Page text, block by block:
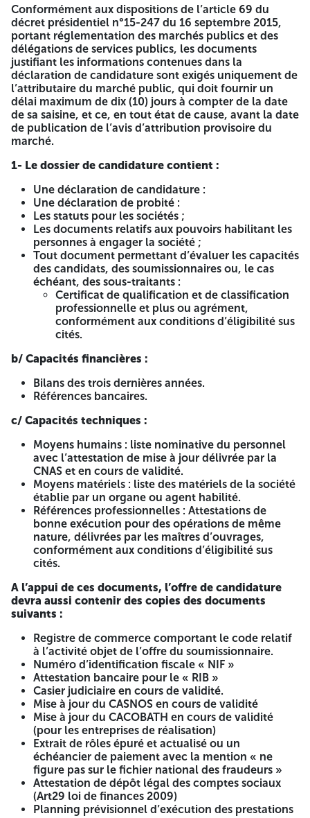
avec exigences de capacités minimales en vue de la
réhabilitation et réfection des structures de l’Université de
Tlemcen. Les lots objet de l’appel d’offres sont :
Lot n°01 : Quincaillerie.
Lot n°02 : Appareillage électrique.
Lot n°03 : Peinture.
Lot n°04 : réhabilitations et réfection de l’étanchéité et
des faux plafonds.
Lot n°05 : réhabilitations fac science université 4.0.
Lot n°06 : réhabilitation et maintenance des ascenseurs.
Lot n°07 : réhabilitation des locaux pédagogique (Hall
technologique ISTA).
Les entreprises intéressées par le présent avis sont invites à
retirer le cahier des charges au niveau du sous directions
des moyens et maintenance Nouveau siège Rectorat au 6
ème étage, pôle Mansourah, Tlemcen. Tél & Fax : 044-97-
20-18 contre le paiement de la somme de Quatre Mille
dinars (4000,00 DA) auprès de l’agent comptable de
l’université.
Les offres doivent parvenir comme suit :
La 1ère enveloppe contiendra le dossier de
candidature indiquant la dénomination de l’entreprise,
mention « Dossier de candidature ».
La 2ème enveloppe contiendra l’offre technique
indiquant la dénomination de l’entreprise, la référence
et l’objet de l’appel d’offres ainsi que la mention «
Offre technique ».
La 3ème enveloppe contiendra l’offre financière
indiquant la dénomination de l’entreprise, la
Référence et l’objet de l’appel d’offres ainsi que la
mention « Offre Financière ».
enveloppe extérieure qui sera anonyme et comportera
seulement l’indication de l’offre, l’adresse et la
mention « A ne pas ouvrir que par la commission
« Appel d’offre national ouvert avec exigences de
capacités minimales
N°02/S.G/2026
« Réhabilitation et réfection des structures de
l’université de Tlemcen »
« A ne pas ouvrir que par la commission d’ouverture des
plis et d’évaluation des offres »
CONDITIONS D’ELIGIBILITE
Les dossiers doivent comprendre :
Conformément aux dispositions de l’article 69 du
décret présidentiel n°15-247 du 16 septembre 2015,
portant réglementation des marchés publics et des
délégations de services publics, les documents
justifiant les informations contenues dans la
déclaration de candidature sont exigés uniquement de
l’attributaire du marché public, qui doit fournir un
délai maximum de dix (10) jours à compter de la date
de sa saisine, et ce, en tout état de cause, avant la date
de publication de l’avis d’attribution provisoire du
marché.
1- Le dossier de candidature contient :
Une déclaration de candidature :
Une déclaration de probité :
Les statuts pour les sociétés ;
Les documents relatifs aux pouvoirs habilitant les
personnes à engager la société ;
Tout document permettant d’évaluer les capacités
des candidats, des soumissionnaires ou, le cas
échéant, des sous-traitants :
Certificat de qualification et de classification
professionnelle et plus ou agrément,
conformément aux conditions d’éligibilité sus
cités.
b/ Capacités financières :
Bilans des trois dernières années.
Références bancaires.
c/ Capacités techniques :
Moyens humains : liste nominative du personnel
avec l’attestation de mise à jour délivrée par la
CNAS et en cours de validité.
Moyens matériels : liste des matériels de la société
établie par un organe ou agent habilité.
Références professionnelles : Attestations de
bonne exécution pour des opérations de même
nature, délivrées par les maîtres d’ouvrages,
conformément aux conditions d’éligibilité sus
cités.
A l’appui de ces documents, l’offre de candidature
devra aussi contenir des copies des documents
suivants :
Registre de commerce comportant le code relatif
à l’activité objet de l’offre du soumissionnaire.
Numéro d’identification fiscale « NIF »
Attestation bancaire pour le « RIB »
Casier judiciaire en cours de validité.
Mise à jour du CASNOS en cours de validité
Mise à jour du CACOBATH en cours de validité
(pour les entreprises de réalisation)
Extrait de rôles épuré et actualisé ou un
échéancier de paiement avec la mention « ne
figure pas sur le fichier national des fraudeurs »
Attestation de dépôt légal des comptes sociaux
(Art29 loi de finances 2009)
Planning prévisionnel d’exécution des prestations